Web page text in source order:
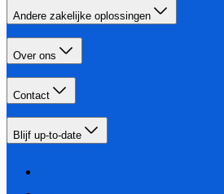
Andere zakelijke oplossingen
Over ons
Contact
Blijf up-to-date